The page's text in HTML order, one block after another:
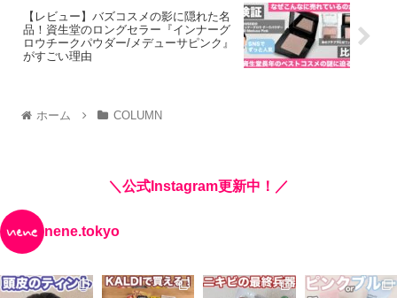
【レビュー】バズコスメの影に隠れた名
品！資生堂のロングセラー『インナーグ
ロウチークパウダー/メデューサピンク』
がすごい理由
ホーム COLUMN
＼公式Instagram更新中！／
nene.tokyo